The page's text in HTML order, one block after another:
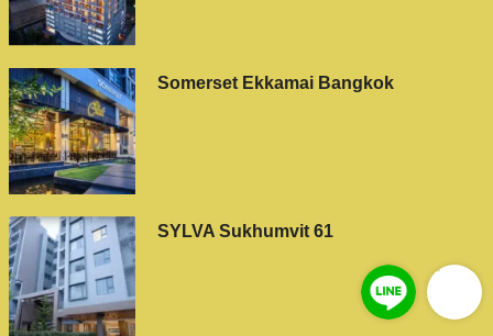
Somerset Ekkamai Bangkok
SYLVA Sukhumvit 61